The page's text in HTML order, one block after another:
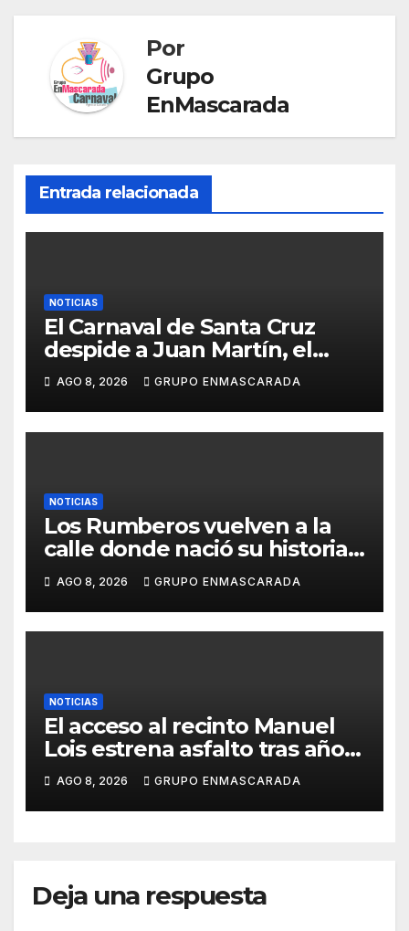
Por
Grupo
EnMascarada
Entrada relacionada
NOTICIAS
El Carnaval de Santa Cruz
despide a Juan Martín, el
inolvidable «Cristóbal Colón»
AGO 8, 2026 GRUPO ENMASCARADA
NOTICIAS
Los Rumberos vuelven a la
calle donde nació su historia:
51 años después, el mismo
barrio, el mismo orgullo
AGO 8, 2026 GRUPO ENMASCARADA
NOTICIAS
El acceso al recinto Manuel
Lois estrena asfalto tras años
de espera
AGO 8, 2026 GRUPO ENMASCARADA
Deja una respuesta